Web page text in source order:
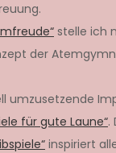
stelle ich
der
umzusetzende
für gute Laune“.
inspiriert